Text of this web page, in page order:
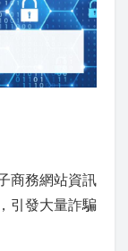
商務網站資訊
引發大量詐騙